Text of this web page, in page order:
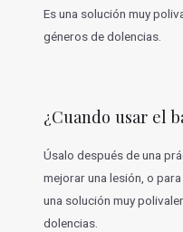
Es una solución muy
géneros de dolencias.
¿Cuando usar el
Úsalo después de una
mejorar una lesión, o
una solución muy
dolencias.